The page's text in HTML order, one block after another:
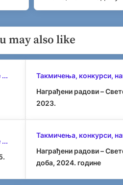
may also like
...
Такмичења, конкурси,
Награђени радови –
2023.
...
Такмичења, конкурси,
Награђени радови –
доба, 2024. године